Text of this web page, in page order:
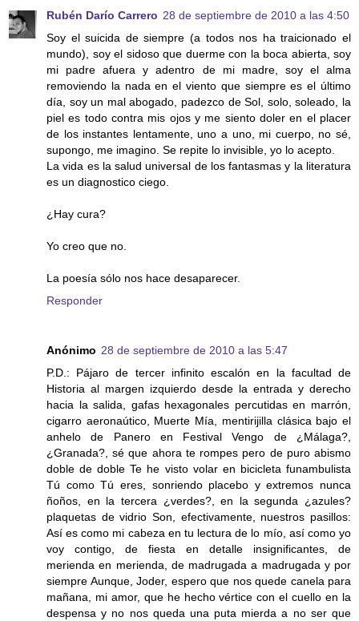
Rubén Darío Carrero 28 de septiembre de 2010 a las 4:50
Soy el suicida de siempre (a todos nos ha traicionado el
mundo), soy el sidoso que duerme con la boca abierta, soy
mi padre afuera y adentro de mi madre, soy el alma
removiendo la nada en el viento que siempre es el último
día, soy un mal abogado, padezco de Sol, solo, soleado, la
piel es todo contra mis ojos y me siento doler en el placer
de los instantes lentamente, uno a uno, mi cuerpo, no sé,
supongo, me imagino. Se repite lo invisible, yo lo acepto.
La vida es la salud universal de los fantasmas y la literatura
es un diagnostico ciego.
¿Hay cura?
Yo creo que no.
La poesía sólo nos hace desaparecer.
Responder
Anónimo 28 de septiembre de 2010 a las 5:47
P.D.: Pájaro de tercer infinito escalón en la facultad de
Historia al margen izquierdo desde la entrada y derecho
hacia la salida, gafas hexagonales percutidas en marrón,
cigarro aeronaútico, Muerte Mía, mentirijilla clásica bajo el
anhelo de Panero en Festival Vengo de ¿Málaga?,
¿Granada?, sé que ahora te rompes pero de puro abismo
doble de doble Te he visto volar en bicicleta funambulista
Tú como Tú eres, sonriendo placebo y extremos nunca
ñoños, en la tercera ¿verdes?, en la segunda ¿azules?
plaquetas de vidrio Son, efectivamente, nuestros pasillos:
Así es como mi cabeza en tu lectura de lo mío, así como yo
voy contigo, de fiesta en detalle insignificantes, de
merienda en merienda, de madrugada a madrugada y por
siempre Aunque, Joder, espero que nos quede canela para
mañana, mi amor, que he hecho vértice con el cuello en la
despensa y no nos queda una puta mierda a no ser que